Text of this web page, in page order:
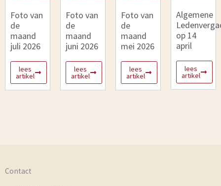
Foto van
de
maand
juli 2026
lees
artikel
Foto van
de
maand
juni 2026
lees
artikel
Foto van
de
maand
mei 2026
lees
artikel
Algemene
op 14
april
lees
artikel
Contact